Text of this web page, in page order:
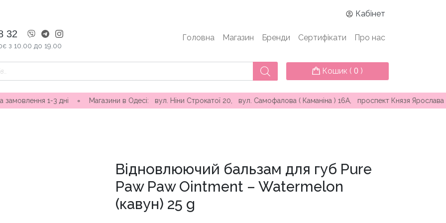
Кабінет
32
з 10.00 до 19.00
Головна Магазин Бренди Сертифікати Про нас
Кошик ( 0 )
1-3 дні ∘ Магазини в Одесі: вул. Ніни Строкатої 20, вул. Самофалова ( Каманіна ) 16А, проспект Князя Ярослава
Відновлюючий бальзам для губ Pure
Paw Paw Ointment – Watermelon
(кавун) 25 g